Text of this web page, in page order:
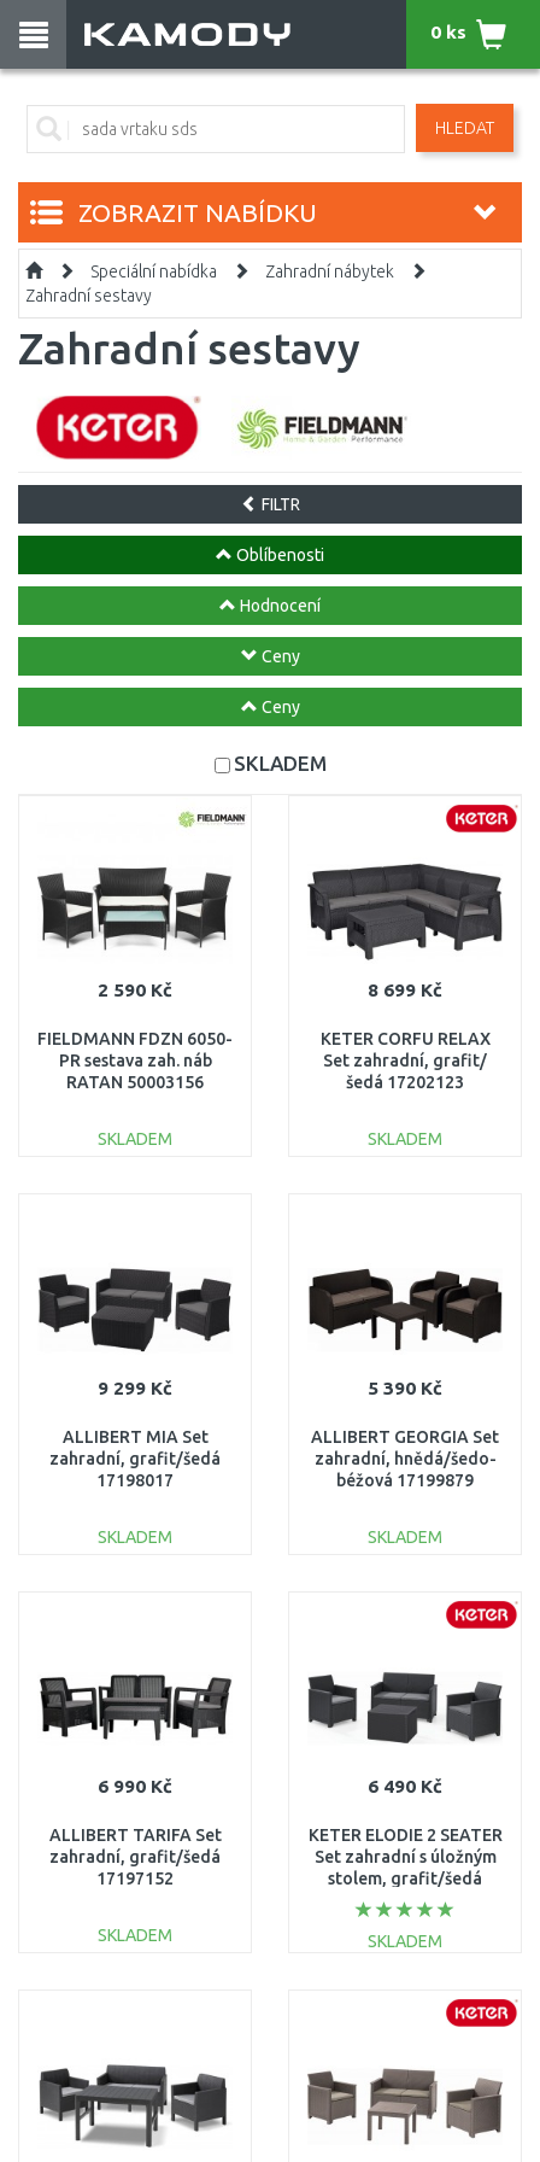
HLEDAT
0 ks
ZOBRAZIT NABÍDKU
Speciální nabídka
Zahradní nábytek
Zahradní sestavy
Zahradní sestavy
FILTR
Oblíbenosti
Hodnocení
Ceny
Ceny
SKLADEM
2 590 Kč
FIELDMANN FDZN 6050-
PR sestava zah. náb
RATAN 50003156
SKLADEM
8 699 Kč
KETER CORFU RELAX
Set zahradní, grafit/
šedá 17202123
SKLADEM
9 299 Kč
ALLIBERT MIA Set
zahradní, grafit/šedá
17198017
SKLADEM
5 390 Kč
ALLIBERT GEORGIA Set
zahradní, hnědá/šedo-
béžová 17199879
SKLADEM
6 990 Kč
ALLIBERT TARIFA Set
zahradní, grafit/šedá
17197152
SKLADEM
6 490 Kč
KETER ELODIE 2 SEATER
Set zahradní s úložným
stolem, grafit/šedá
17211877
SKLADEM